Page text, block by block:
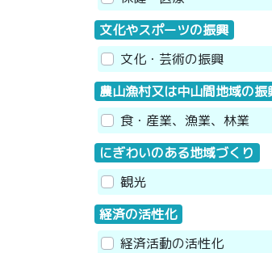
文化やスポーツの振興
文化・芸術の振興
農山漁村又は中山間地域の振
食・産業、漁業、林業
にぎわいのある地域づくり
観光
経済の活性化
経済活動の活性化